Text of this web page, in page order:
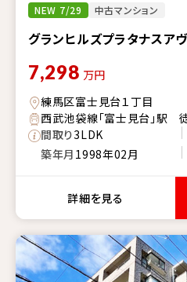
NEW 7/29 中古マンション
グランヒルズプラタナスア
7,298 万円
練馬区富士見台１丁目
西武池袋線「富士見台」駅
間取り3LDK
築年月 1998年02月
詳細を見る